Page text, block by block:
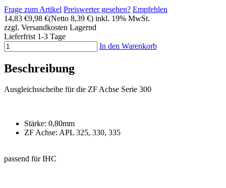
Frage zum Artikel Preiswerter gesehen? Empfehlen
14,83 €9,98 €(Netto 8,39 €) inkl. 19% MwSt.
zzgl. Versandkosten Lagernd
Lieferfrist 1-3 Tage
In den Warenkorb
Beschreibung
Ausgleichsscheibe für die ZF Achse Serie 300
Stärke: 0,80mm
ZF Achse: APL 325, 330, 335
passend für IHC